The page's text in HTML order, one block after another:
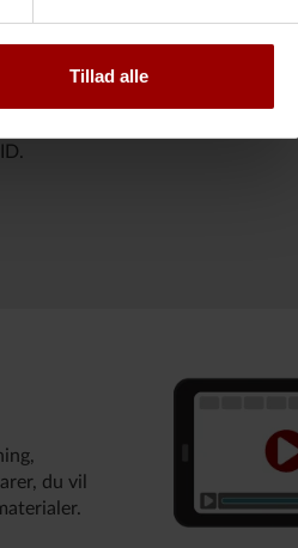
Tillad alle
afkast samt planlægge din
med rød, gul eller grøn
anbefalingen er i forhold til din
du vil